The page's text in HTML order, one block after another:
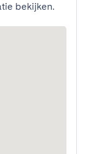
bekijken.